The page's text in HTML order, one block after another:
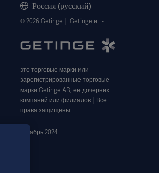
Россия (русский)
© 2026 Getinge │ Getinge и -
это торговые марки или
зарегистрированные торговые
марки Getinge AB, ее дочерних
компаний или филиалов │Все
права защищены.
декабрь 2024